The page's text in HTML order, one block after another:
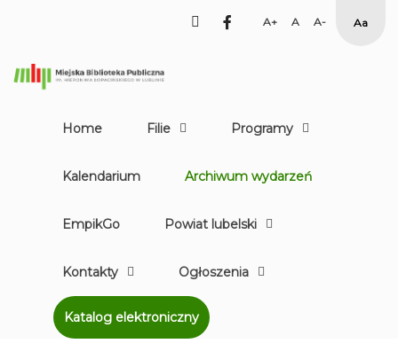
facebook
Set Set
Smaller
High
Home Filie Programy
Kalendarium Archiwum wydarzeń
EmpikGo Powiat lubelski
Kontakty Ogłoszenia
Katalog elektroniczny